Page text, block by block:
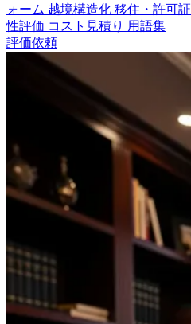
ォーム 越境構造化 移住・許可証
性評価 コスト見積り 用語集
評価依頼